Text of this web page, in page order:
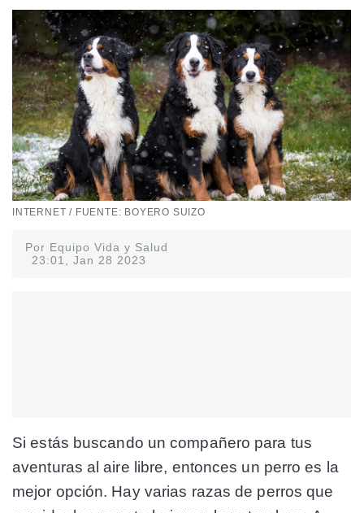
INTERNET / FUENTE: BOYERO SUIZO
Por Equipo Vida y Salud
23:01, Jan 28 2023
Si estás buscando un compañero para tus
aventuras al aire libre, entonces un perro es la
mejor opción. Hay varias razas de perros que